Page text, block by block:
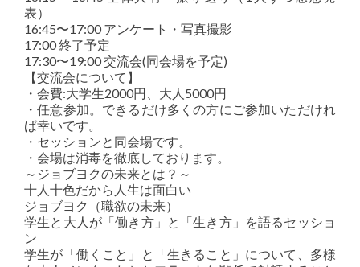
表）
16:45〜17:00 アンケート・写真撮影
17:00 終了予定
17:30〜19:00 交流会(同会場を予定)
【交流会について】
・会費:大学生2000円、大人5000円
・任意参加。できるだけ多くの方にご参加いただけれ
ば幸いです。
・セッションと同会場です。
・会場は消毒を徹底しております。
～ジョブヨクの未来とは？～
十人十色だから人生は面白い
ジョブヨク（職欲の未来）
学生と大人が「働き方」と「生き方」を語るセッショ
ン
学生が「働くこと」と「生きること」について、多様